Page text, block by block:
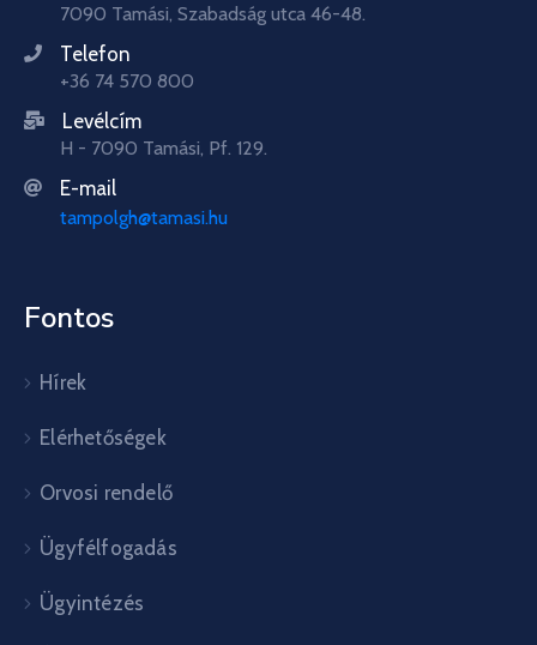
7090 Tamási, Szabadság utca 46-48.
Telefon
+36 74 570 800
Levélcím
H - 7090 Tamási, Pf. 129.
E-mail
tampolgh@tamasi.hu
Fontos
Hírek
Elérhetőségek
Orvosi rendelő
Ügyfélfogadás
Ügyintézés